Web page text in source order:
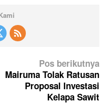
Pos berikutnya
Mairuma Tolak Ratusan
Proposal Investasi
Kelapa Sawit